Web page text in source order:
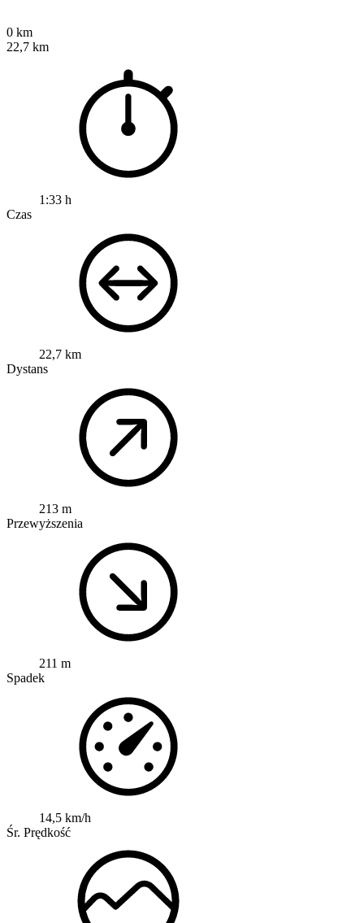
0 km
22,7 km
1:33 h
Czas
22,7 km
Dystans
213 m
Przewyższenia
211 m
Spadek
14,5 km/h
Śr. Prędkość